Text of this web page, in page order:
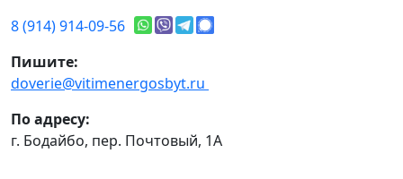
8 (914) 914-09-56
Пишите:
doverie@vitimenergosbyt.ru
По адресу:
г. Бодайбо, пер. Почтовый, 1А